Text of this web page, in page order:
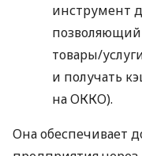
инструмент
позволяющий
товары/
и получать
на ОККО).
Она обеспечивает